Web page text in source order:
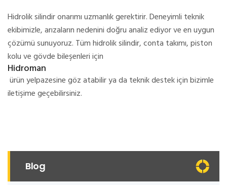
Hidrolik silindir onarımı uzmanlık gerektirir. Deneyimli teknik
ekibimizle, arızaların nedenini doğru analiz ediyor ve en uygun
çözümü sunuyoruz. Tüm hidrolik silindir, conta takımı, piston
kolu ve gövde bileşenleri için
Hidroman
ürün yelpazesine göz atabilir ya da teknik destek için bizimle
iletişime geçebilirsiniz.
Blog